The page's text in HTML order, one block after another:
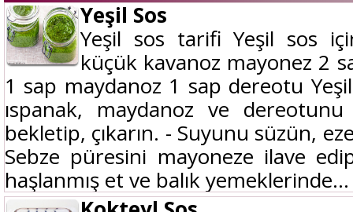
Yeşil Sos
Yeşil sos tarifi Yeşil sos
küçük kavanoz mayonez 2
1 sap maydanoz 1 sap dereotu Yeşil
ıspanak, maydanoz ve
bekletip, çıkarın. - Suyunu süzün,
Sebze püresini mayoneze ilave
haşlanmış et ve balık yemeklerinde...